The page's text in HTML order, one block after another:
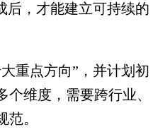
后，才能建立可持续的
重点方向”，并计划初
维度，需要跨行业、
。